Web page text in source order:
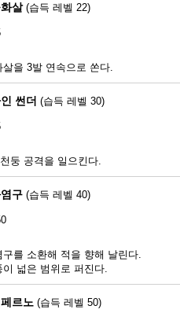
살 (습득 레벨 22)
을 3발 연속으로 쏜다.
썬더 (습득 레벨 30)
둥 공격을 일으킨다.
구 (습득 레벨 40)
를 소환해 적을 향해 날린다.
넓은 범위로 퍼진다.
르노 (습득 레벨 50)